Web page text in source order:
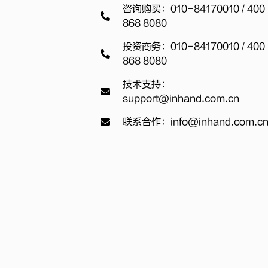
咨询购买：010-84170010 / 400
868 8080
投资商务：010-84170010 / 400
868 8080
技术支持：
support@inhand.com.cn
联系合作：info@inhand.com.cn